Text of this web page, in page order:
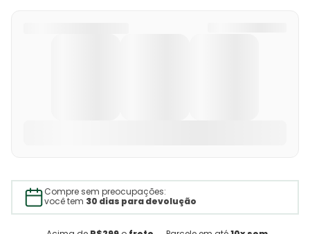
Compre sem preocupações:
você tem 30 dias para devolução